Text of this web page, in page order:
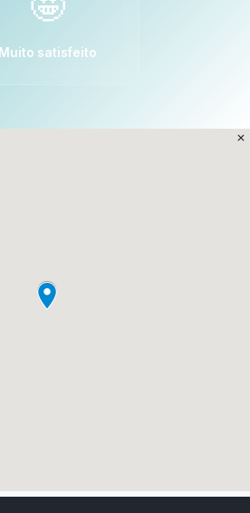
Muito satisfeito